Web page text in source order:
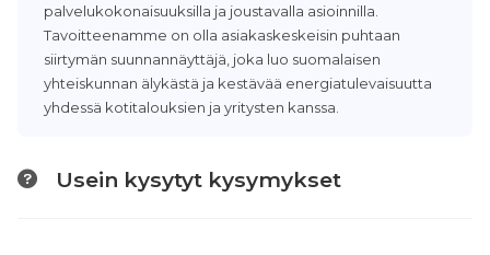
palvelukokonaisuuksilla ja joustavalla asioinnilla.
Tavoitteenamme on olla asiakaskeskeisin puhtaan
siirtymän suunnannäyttäjä, joka luo suomalaisen
yhteiskunnan älykästä ja kestävää energiatulevaisuutta
yhdessä kotitalouksien ja yritysten kanssa.
Usein kysytyt kysymykset